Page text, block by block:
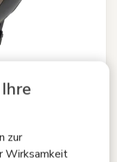
zur
Wirksamkeit